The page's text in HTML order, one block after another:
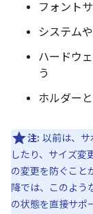
フォント
システム
ハードウ
う
ホルダー
注: 以前は、サ
したり、サイズ変
の変更を防ぐこと
降では、このよう
の状態を直接サポ